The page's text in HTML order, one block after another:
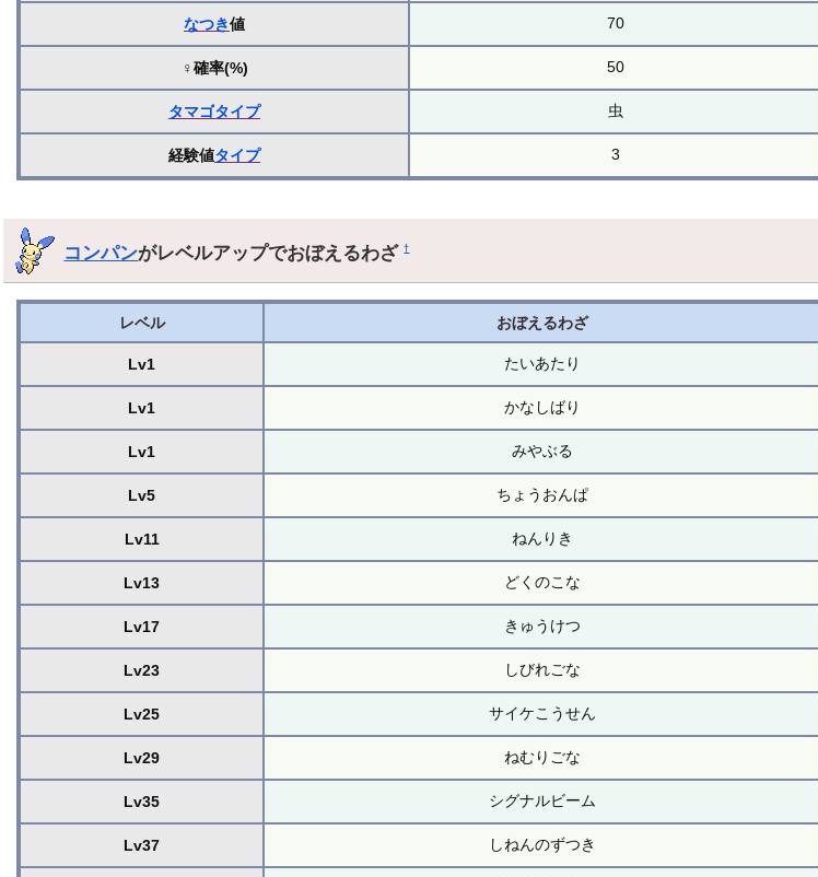
なつき値 70
♀確率(%) 50
タマゴタイプ 虫
経験値タイプ 3
コンパンがレベルアップでおぼえるわざ†
レベル おぼえるわざ
Lv1 たいあたり
Lv1 かなしばり
Lv1 みやぶる
Lv5 ちょうおんぱ
Lv11 ねんりき
Lv13 どくのこな
Lv17 きゅうけつ
Lv23 しびれごな
Lv25 サイケこうせん
Lv29 ねむりごな
Lv35 シグナルビーム
Lv37 しねんのずつき